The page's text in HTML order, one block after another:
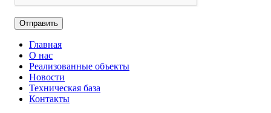
Главная
О нас
Реализованные объекты
Новости
Техническая база
Контакты